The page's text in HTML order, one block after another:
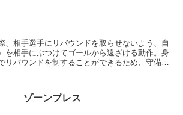
、相手選手にリバウンドを取らせないよう、自
を相手にぶつけてゴールから遠ざける動作。身
リバウンドを制することができるため、守備の
ゾーンプレス